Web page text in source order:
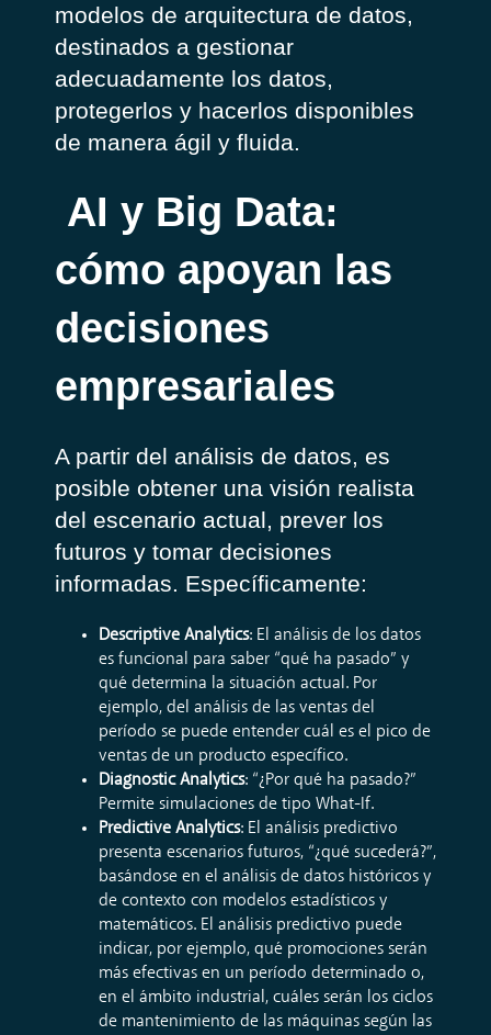
modelos de arquitectura de datos,
destinados a gestionar
adecuadamente los datos,
protegerlos y hacerlos disponibles
de manera ágil y fluida.
AI y Big Data:
cómo apoyan las
decisiones
empresariales
A partir del análisis de datos, es
posible obtener una visión realista
del escenario actual, prever los
futuros y tomar decisiones
informadas. Específicamente:
Descriptive Analytics: El análisis de los datos
es funcional para saber “qué ha pasado” y
qué determina la situación actual. Por
ejemplo, del análisis de las ventas del
período se puede entender cuál es el pico de
ventas de un producto específico.
Diagnostic Analytics: “¿Por qué ha pasado?”
Permite simulaciones de tipo What-If.
Predictive Analytics: El análisis predictivo
presenta escenarios futuros, “¿qué sucederá?”,
basándose en el análisis de datos históricos y
de contexto con modelos estadísticos y
matemáticos. El análisis predictivo puede
indicar, por ejemplo, qué promociones serán
más efectivas en un período determinado o,
en el ámbito industrial, cuáles serán los ciclos
de mantenimiento de las máquinas según las